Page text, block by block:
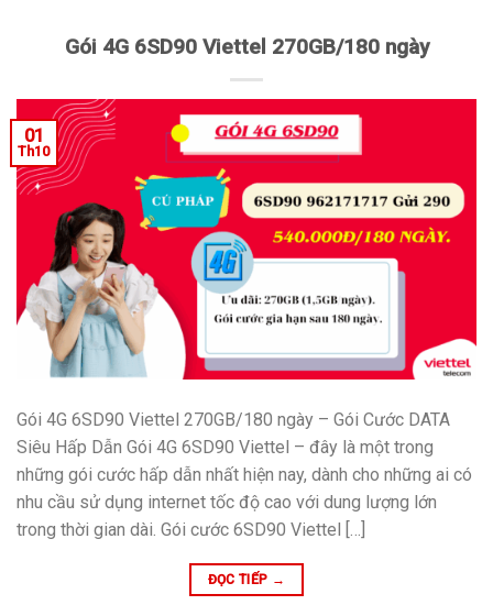
Gói 4G 6SD90 Viettel 270GB/180 ngày
01
Th10
Gói 4G 6SD90 Viettel 270GB/180 ngày – Gói Cước DATA
Siêu Hấp Dẫn Gói 4G 6SD90 Viettel – đây là một trong
những gói cước hấp dẫn nhất hiện nay, dành cho những ai có
nhu cầu sử dụng internet tốc độ cao với dung lượng lớn
trong thời gian dài. Gói cước 6SD90 Viettel […]
ĐỌC TIẾP →